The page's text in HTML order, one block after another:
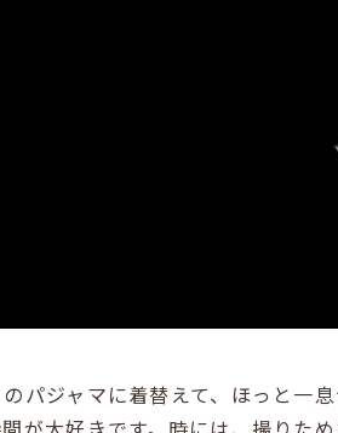
パジャマに着替えて、ほっと一